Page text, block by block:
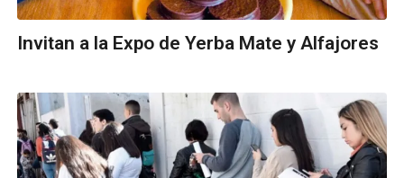
Invitan a la Expo de Yerba Mate y Alfajores